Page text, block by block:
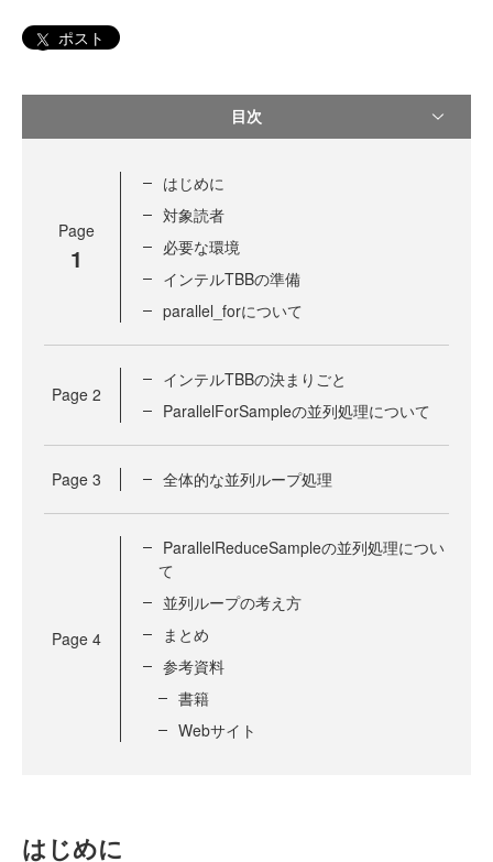
ポスト
目次
Page
1
はじめに
対象読者
必要な環境
インテルTBBの準備
parallel_forについて
Page 2
インテルTBBの決まりごと
ParallelForSampleの並列処理について
Page 3 全体的な並列ループ処理
Page 4
ParallelReduceSampleの並列処理につい
て
並列ループの考え方
まとめ
参考資料
書籍
Webサイト
はじめに